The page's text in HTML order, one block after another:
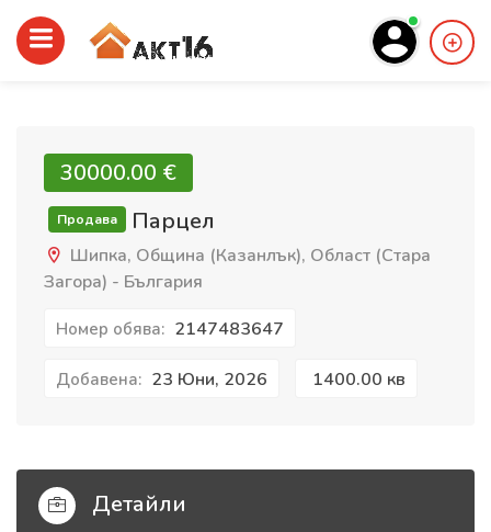
30000.00 €‎
Продава Парцел
Шипка, Община (Казанлък), Област (Стара
Загора) - България
Номер обява: 2147483647
Добавена: 23 Юни, 2026 1400.00 кв
Детайли